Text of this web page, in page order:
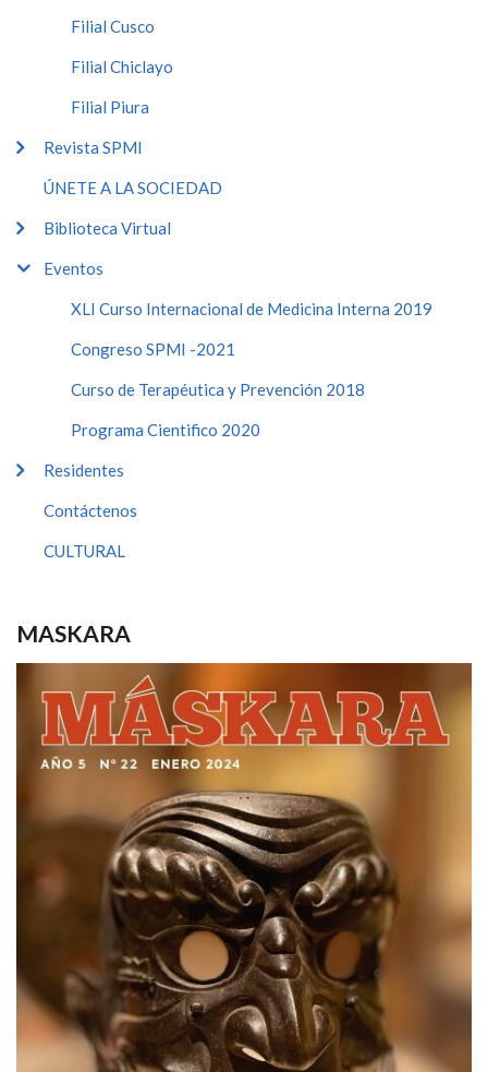
Filial Cusco
Filial Chiclayo
Filial Piura
Revista SPMI
ÚNETE A LA SOCIEDAD
Biblioteca Virtual
Eventos
XLI Curso Internacional de Medicina Interna 2019
Congreso SPMI -2021
Curso de Terapéutica y Prevención 2018
Programa Cientifico 2020
Residentes
Contáctenos
CULTURAL
MASKARA